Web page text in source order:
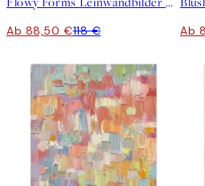
Ab 88,50 €118 € Ab